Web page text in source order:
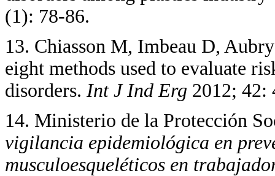
(1): 78-86.
13. Chiasson M, Imbeau D,
eight methods used to evaluate
disorders. Int J Ind Erg 2012; 42:
14. Ministerio de la Protección
vigilancia epidemiológica en
musculoesqueléticos en